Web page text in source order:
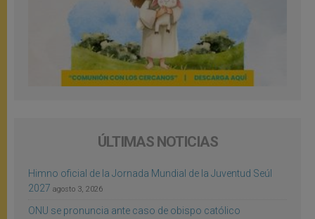
ÚLTIMAS NOTICIAS
Himno oficial de la Jornada Mundial de la Juventud Seúl
2027 agosto 3, 2026
ONU se pronuncia ante caso de obispo católico